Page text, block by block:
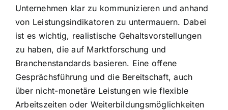
Unternehmen klar zu kommunizieren und anhand
von Leistungsindikatoren zu untermauern. Dabei
ist es wichtig, realistische Gehaltsvorstellungen
zu haben, die auf Marktforschung und
Branchenstandards basieren. Eine offene
Gesprächsführung und die Bereitschaft, auch
über nicht-monetäre Leistungen wie flexible
Arbeitszeiten oder Weiterbildungsmöglichkeiten